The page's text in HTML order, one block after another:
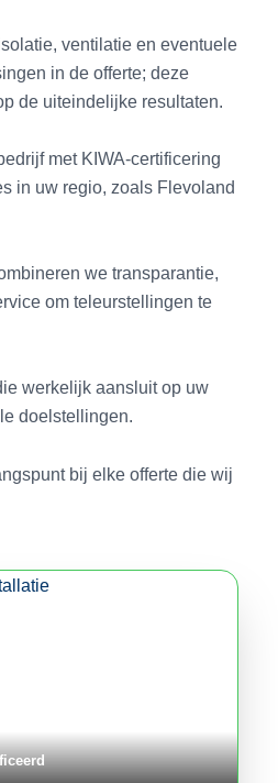
ventilatie en eventuele
in de offerte; deze
de uiteindelijke resultaten.
met KIWA-certificering
in uw regio, zoals Flevoland
we transparantie,
om teleurstellingen te
werkelijk aansluit op uw
doelstellingen.
bij elke offerte die wij